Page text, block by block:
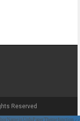
Reserved.
Name in UrduPaper Theme function